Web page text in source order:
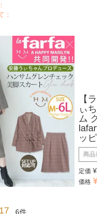
：
【
ぃ
ム
ッ
商品
定価 ¥
価格
6